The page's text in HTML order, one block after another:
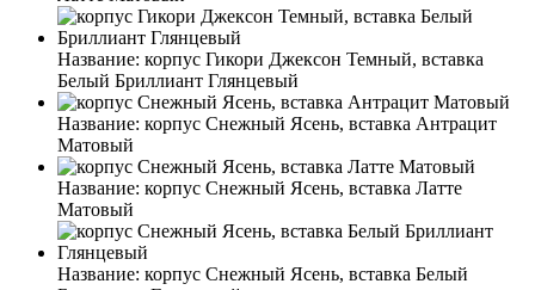
Название: корпус Гикори Джексон Темный, вставка
Белый Бриллиант Глянцевый
Название: корпус Снежный Ясень, вставка Антрацит
Матовый
Название: корпус Снежный Ясень, вставка Латте
Матовый
Название: корпус Снежный Ясень, вставка Белый